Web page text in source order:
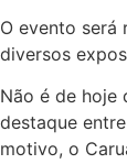
O evento será
diversos
Não é de hoje
destaque
motivo, o